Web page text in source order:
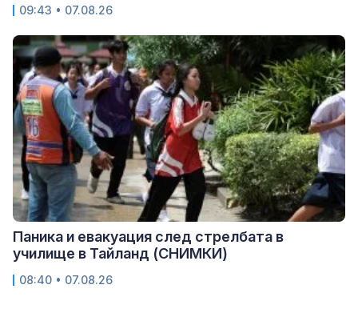
09:43 • 07.08.26
Паника и евакуация след стрелбата в
училище в Тайланд (СНИМКИ)
08:40 • 07.08.26